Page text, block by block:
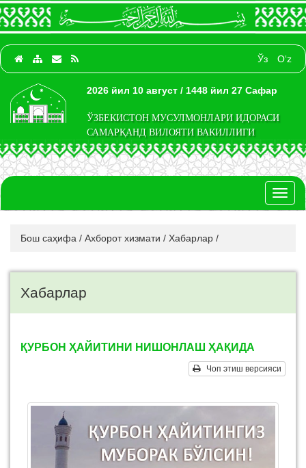
Ўз O‘z
2026 йил 10 август / 1448 йил 27 Сафар
ЎЗБЕКИСТОН МУСУЛМОНЛАРИ ИДОРАСИ
САМАРҚАНД ВИЛОЯТИ ВАКИЛЛИГИ
Бош саҳифа / Ахборот хизмати / Хабарлар /
Хабарлар
ҚУРБОН ҲАЙИТИНИ НИШОНЛАШ ҲАҚИДА
Чоп этиш версияси